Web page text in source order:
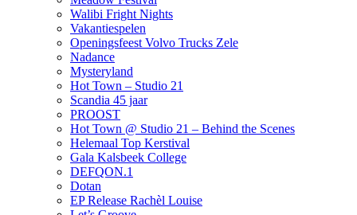
Walibi Fright Nights
Vakantiespelen
Openingsfeest Volvo Trucks Zele
Nadance
Mysteryland
Hot Town – Studio 21
Scandia 45 jaar
PROOST
Hot Town @ Studio 21 – Behind the Scenes
Helemaal Top Kerstival
Gala Kalsbeek College
DEFQON.1
Dotan
EP Release Rachèl Louise